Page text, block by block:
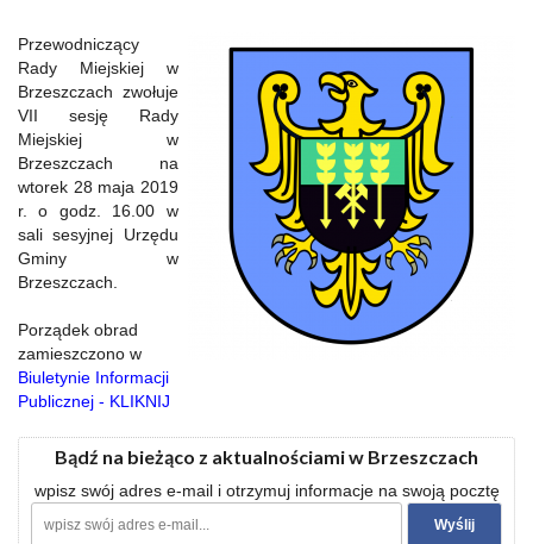
Przewodniczący
Rady Miejskiej w
Brzeszczach zwołuje
VII sesję Rady
Miejskiej w
Brzeszczach na
wtorek 28 maja 2019
r. o godz. 16.00 w
sali sesyjnej Urzędu
Gminy w
Brzeszczach.
Porządek obrad
zamieszczono w
Biuletynie Informacji
Publicznej - KLIKNIJ
Bądź na bieżąco z aktualnościami w Brzeszczach
wpisz swój adres e-mail i otrzymuj informacje na swoją pocztę